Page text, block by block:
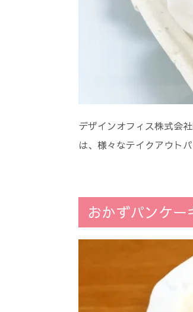
デザインオフィス株式会
は、様々なテイクアウト
おかずパンケー